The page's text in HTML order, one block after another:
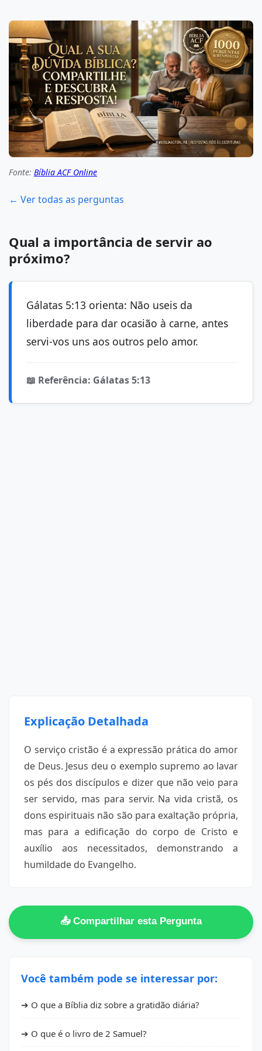
Fonte: Bíblia ACF Online
← Ver todas as perguntas
Qual a importância de servir ao
próximo?
Gálatas 5:13 orienta: Não useis da
liberdade para dar ocasião à carne, antes
servi-vos uns aos outros pelo amor.
📖 Referência: Gálatas 5:13
Explicação Detalhada
O serviço cristão é a expressão prática do amor
de Deus. Jesus deu o exemplo supremo ao lavar
os pés dos discípulos e dizer que não veio para
ser servido, mas para servir. Na vida cristã, os
dons espirituais não são para exaltação própria,
mas para a edificação do corpo de Cristo e
auxílio aos necessitados, demonstrando a
humildade do Evangelho.
📤 Compartilhar esta Pergunta
Você também pode se interessar por:
➔ O que a Bíblia diz sobre a gratidão diária?
➔ O que é o livro de 2 Samuel?